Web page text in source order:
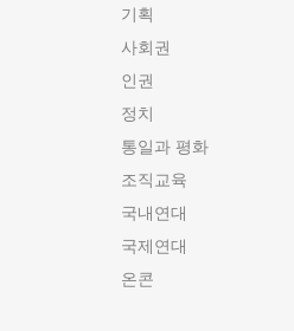
기획
사회권
인권
정치
통일과 평화
조직교육
국내연대
국제연대
온콘